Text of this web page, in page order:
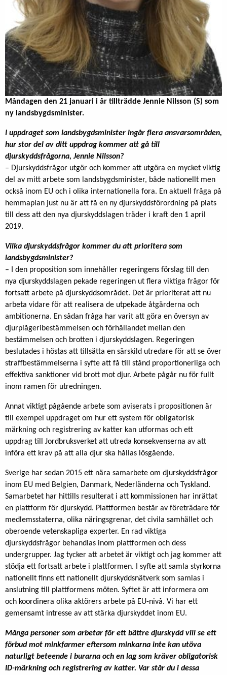
Måndagen den 21 januari i år tillträdde Jennie Nilsson (S) som
ny landsbygdsminister.
I uppdraget som landsbygdsminister ingår flera ansvarsområden,
hur stor del av ditt uppdrag kommer att gå till
djurskyddsfrågorna, Jennie Nilsson?
– Djurskyddsfrågor utgör och kommer att utgöra en mycket viktig
del av mitt arbete som landsbygdsminister, både nationellt men
också inom EU och i olika internationella fora. En aktuell fråga på
hemmaplan just nu är att få en ny djurskyddsförordning på plats
till dess att den nya djurskyddslagen träder i kraft den 1 april
2019.
Vilka djurskyddsfrågor kommer du att prioritera som
landsbygdsminister?
– I den proposition som innehåller regeringens förslag till den
nya djurskyddslagen pekade regeringen ut flera viktiga frågor för
fortsatt arbete på djurskyddsområdet. Det är prioriterat att nu
arbeta vidare för att realisera de utpekade åtgärderna och
ambitionerna. En sådan fråga har varit att göra en översyn av
djurplågeribestämmelsen och förhållandet mellan den
bestämmelsen och brotten i djurskyddslagen. Regeringen
beslutades i höstas att tillsätta en särskild utredare för att se över
straffbestämmelserna i syfte att få till stånd proportionerliga och
effektiva sanktioner vid brott mot djur. Arbete pågår nu för fullt
inom ramen för utredningen.
Annat viktigt pågående arbete som aviserats i propositionen är
till exempel uppdraget om hur ett system för obligatorisk
märkning och registrering av katter kan utformas och ett
uppdrag till Jordbruksverket att utreda konsekvenserna av att
införa ett krav på att alla djur ska hållas lösgående.
Sverige har sedan 2015 ett nära samarbete om djurskyddsfrågor
inom EU med Belgien, Danmark, Nederländerna och Tyskland.
Samarbetet har hittills resulterat i att kommissionen har inrättat
en plattform för djurskydd. Plattformen består av företrädare för
medlemsstaterna, olika näringsgrenar, det civila samhället och
oberoende vetenskapliga experter. En rad viktiga
djurskyddsfrågor behandlas inom plattformen och dess
undergrupper. Jag tycker att arbetet är viktigt och jag kommer att
stödja ett fortsatt arbete i plattformen. I syfte att samla styrkorna
nationellt finns ett nationellt djurskyddsnätverk som samlas i
anslutning till plattformens möten. Syftet är att informera om
och koordinera olika aktörers arbete på EU-nivå. Vi har ett
gemensamt intresse av att stärka djurskyddet inom EU.
Många personer som arbetar för ett bättre djurskydd vill se ett
förbud mot minkfarmer eftersom minkarna inte kan utöva
naturligt beteende i burarna och en lag som kräver obligatorisk
ID-märkning och registrering av katter. Var står du i dessa